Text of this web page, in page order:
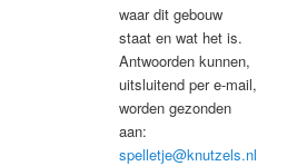
waar dit gebouw
staat en wat het is.
Antwoorden kunnen,
uitsluitend per e-mail,
worden gezonden
aan:
spelletje@knutzels.nl